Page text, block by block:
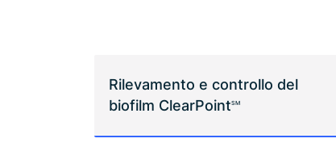
Rilevamento e controllo del
biofilm ClearPointSM